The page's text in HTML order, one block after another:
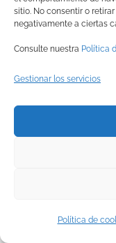
sitio. No consentir o
negativamente a ciertas
Consulte nuestra Política
Gestionar los servicios
Política de
© Copyright2026
Nocturnas) |Aviso